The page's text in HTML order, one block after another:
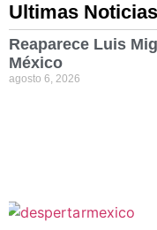
Ultimas Noticias
Reaparece Luis
México
agosto 6, 2026